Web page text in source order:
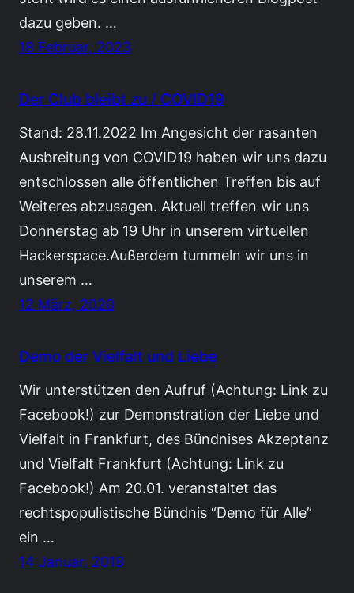
dazu geben. …
18 Februar, 2023
Der Club bleibt zu / COVID19
Stand: 28.11.2022 Im Angesicht der rasanten
Ausbreitung von COVID19 haben wir uns dazu
entschlossen alle öffentlichen Treffen bis auf
Weiteres abzusagen. Aktuell treffen wir uns
Donnerstag ab 19 Uhr in unserem virtuellen
Hackerspace.Außerdem tummeln wir uns in
unserem …
12 März, 2020
Demo der Vielfalt und Liebe
Wir unterstützen den Aufruf (Achtung: Link zu
Facebook!) zur Demonstration der Liebe und
Vielfalt in Frankfurt, des Bündnises Akzeptanz
und Vielfalt Frankfurt (Achtung: Link zu
Facebook!) Am 20.01. veranstaltet das
rechtspopulistische Bündnis “Demo für Alle”
ein …
14 Januar, 2018